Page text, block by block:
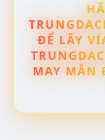
ĐỂ LẤY
MAY MẮN